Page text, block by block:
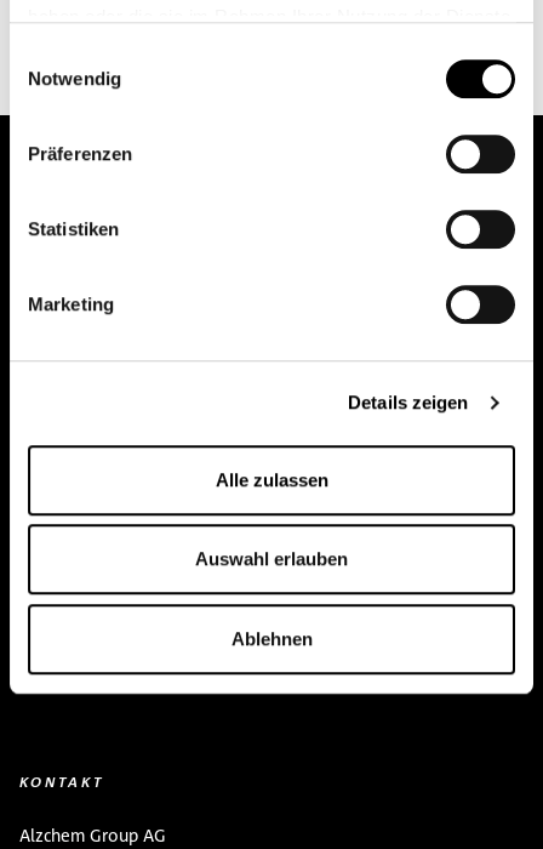
Weitere Informationen finden Sie unter
Datenschutz
Notwendig
Präferenzen
Statistiken
Marketing
Details zeigen
Alle zulassen
Auswahl erlauben
Ablehnen
pure.proven.perfect.
Events
Kreatin Wissen
Downloads
KONTAKT
Alzchem Group AG